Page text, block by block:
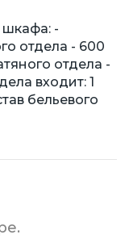
-
отдела - 600
отдела -
входит: 1
бельевого